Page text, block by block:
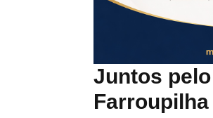
Juntos
Farroupilha